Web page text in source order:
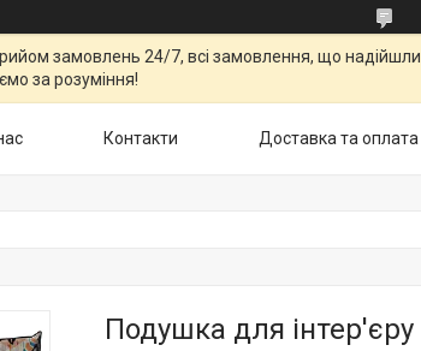
замовлень 24/7, всі замовлення, що
за розуміння!
Контакти Доставка та оплата
Подушка для